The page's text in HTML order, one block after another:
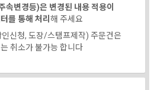
속변경등)은 변경된 내용 적용이
를 통해 처리해 주세요
신청, 도장/스탬프제작) 주문건은
취소가 불가능 합니다